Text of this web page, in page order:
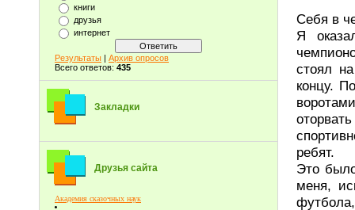
книги
друзья
интернет
Результаты | Архив опросов
Всего ответов: 435
Закладки
Друзья сайта
Академия сказочных наук
Себя в
Я
стоял
концу.
ребят.
Это
меня,